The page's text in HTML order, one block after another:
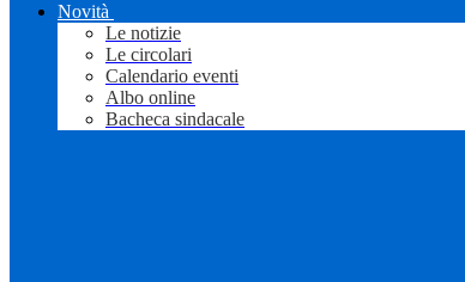
Novità
Le notizie
Le circolari
Calendario eventi
Albo online
Bacheca sindacale